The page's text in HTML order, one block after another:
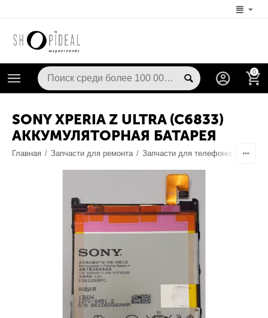
0
SONY XPERIA Z ULTRA (C6833)
АККУМУЛЯТОРНАЯ БАТАРЕЯ
Главная / Запчасти для ремонта / Запчасти для телефонов